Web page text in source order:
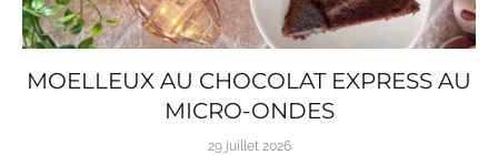
MOELLEUX AU CHOCOLAT EXPRESS AU
MICRO-ONDES
29 juillet 2026